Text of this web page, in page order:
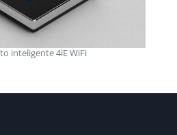
inteligente 4iE WiFi